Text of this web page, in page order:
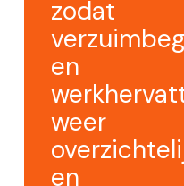
zodat
en
weer
en